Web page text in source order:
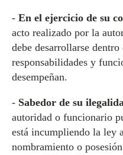
- En el ejercicio de su
acto realizado por la
debe desarrollarse
responsabilidades y
desempeñan.
- Sabedor de su
autoridad o funcionario
está incumpliendo la ley
nombramiento o